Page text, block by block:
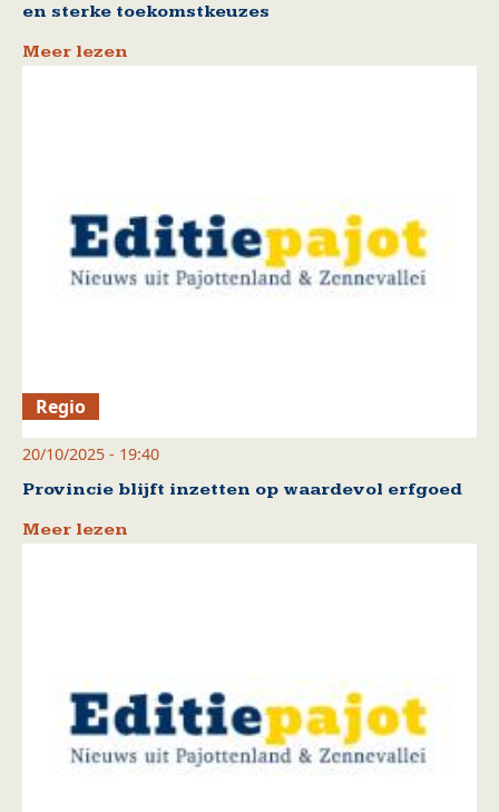
en sterke toekomstkeuzes
Meer lezen
Regio
20/10/2025 - 19:40
Provincie blijft inzetten op waardevol erfgoed
Meer lezen